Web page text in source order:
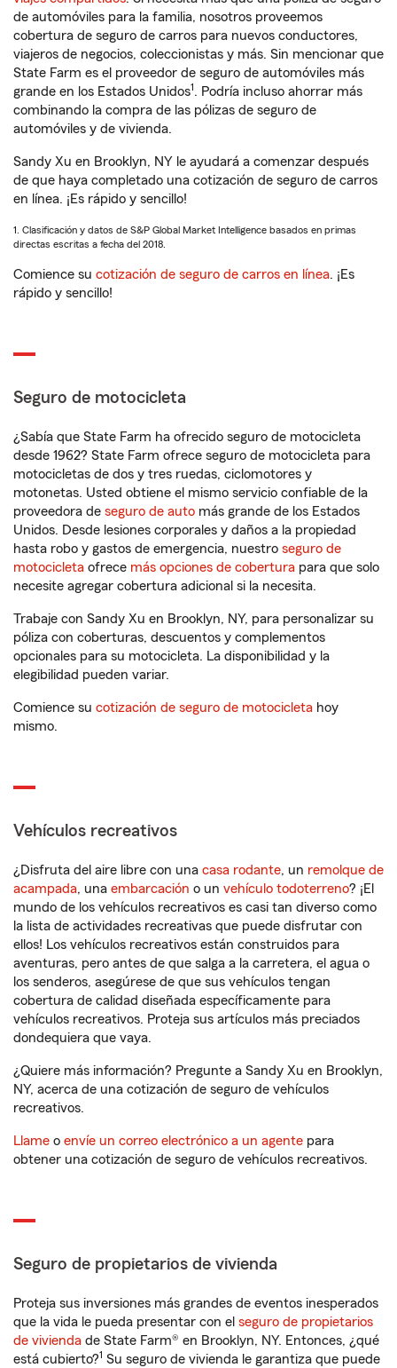
de automóviles para la familia, nosotros proveemos
cobertura de seguro de carros para nuevos conductores,
viajeros de negocios, coleccionistas y más. Sin mencionar que
State Farm es el proveedor de seguro de automóviles más
grande en los Estados Unidos1. Podría incluso ahorrar más
combinando la compra de las pólizas de seguro de
automóviles y de vivienda.
Sandy Xu en Brooklyn, NY le ayudará a comenzar después
de que haya completado una cotización de seguro de carros
en línea. ¡Es rápido y sencillo!
1. Clasificación y datos de S&P Global Market Intelligence basados en primas
directas escritas a fecha del 2018.
Comience su cotización de seguro de carros en línea. ¡Es
rápido y sencillo!
Seguro de motocicleta
¿Sabía que State Farm ha ofrecido seguro de motocicleta
desde 1962? State Farm ofrece seguro de motocicleta para
motocicletas de dos y tres ruedas, ciclomotores y
motonetas. Usted obtiene el mismo servicio confiable de la
proveedora de seguro de auto más grande de los Estados
Unidos. Desde lesiones corporales y daños a la propiedad
hasta robo y gastos de emergencia, nuestro seguro de
motocicleta ofrece más opciones de cobertura para que solo
necesite agregar cobertura adicional si la necesita.
Trabaje con Sandy Xu en Brooklyn, NY, para personalizar su
póliza con coberturas, descuentos y complementos
opcionales para su motocicleta. La disponibilidad y la
elegibilidad pueden variar.
Comience su cotización de seguro de motocicleta hoy
mismo.
Vehículos recreativos
¿Disfruta del aire libre con una casa rodante, un remolque de
acampada, una embarcación o un vehículo todoterreno? ¡El
mundo de los vehículos recreativos es casi tan diverso como
la lista de actividades recreativas que puede disfrutar con
ellos! Los vehículos recreativos están construidos para
aventuras, pero antes de que salga a la carretera, el agua o
los senderos, asegúrese de que sus vehículos tengan
cobertura de calidad diseñada específicamente para
vehículos recreativos. Proteja sus artículos más preciados
dondequiera que vaya.
¿Quiere más información? Pregunte a Sandy Xu en Brooklyn,
NY, acerca de una cotización de seguro de vehículos
recreativos.
Llame o envíe un correo electrónico a un agente para
obtener una cotización de seguro de vehículos recreativos.
Seguro de propietarios de vivienda
Proteja sus inversiones más grandes de eventos inesperados
que la vida le pueda presentar con el seguro de propietarios
de vivienda de State Farm® en Brooklyn, NY. Entonces, ¿qué
está cubierto?1 Su seguro de vivienda le garantiza que puede